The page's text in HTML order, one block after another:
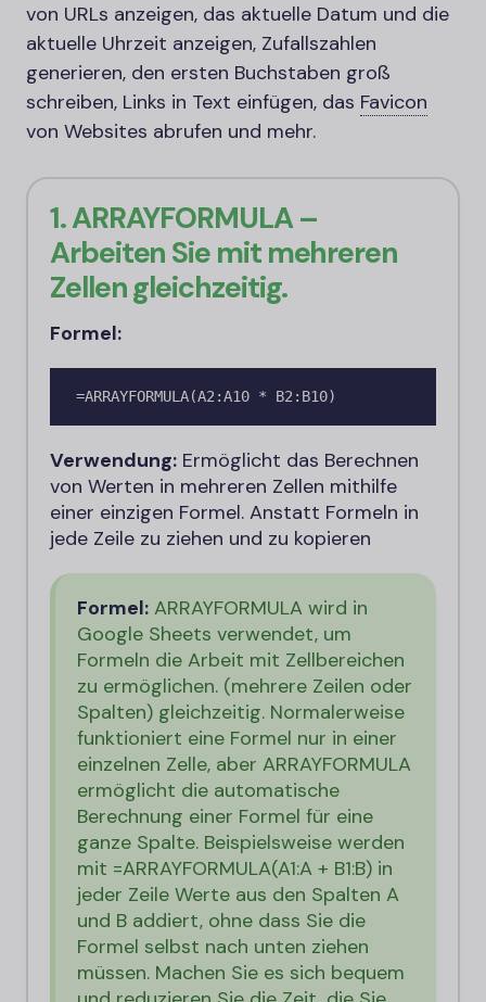
von URLs anzeigen, das aktuelle Datum und die
aktuelle Uhrzeit anzeigen, Zufallszahlen
generieren, den ersten Buchstaben groß
schreiben, Links in Text einfügen, das Favicon
von Websites abrufen und mehr.
1. ARRAYFORMULA –
Arbeiten Sie mit mehreren
Zellen gleichzeitig.
Formel:
=ARRAYFORMULA(A2:A10 * B2:B10)
Verwendung: Ermöglicht das Berechnen
von Werten in mehreren Zellen mithilfe
einer einzigen Formel. Anstatt Formeln in
jede Zeile zu ziehen und zu kopieren
Formel: ARRAYFORMULA wird in
Google Sheets verwendet, um
Formeln die Arbeit mit Zellbereichen
zu ermöglichen. (mehrere Zeilen oder
Spalten) gleichzeitig. Normalerweise
funktioniert eine Formel nur in einer
einzelnen Zelle, aber ARRAYFORMULA
ermöglicht die automatische
Berechnung einer Formel für eine
ganze Spalte. Beispielsweise werden
mit =ARRAYFORMULA(A1:A + B1:B) in
jeder Zeile Werte aus den Spalten A
und B addiert, ohne dass Sie die
Formel selbst nach unten ziehen
müssen. Machen Sie es sich bequem